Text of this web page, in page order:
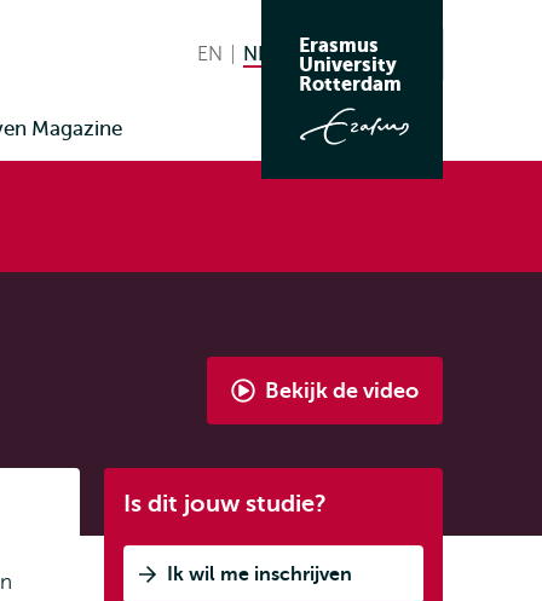
taal
EN English
NL Nederlands huidige taal
Zoeken
Erasmus
University
Rotterdam
Magazine
Bekijk de video
Dubbelstudie
Is dit jouw studie?
Ik wil me inschrijven